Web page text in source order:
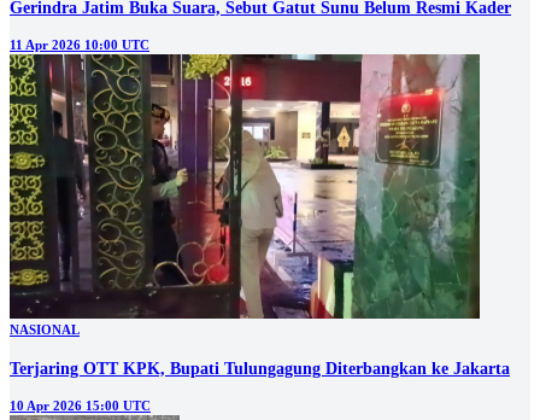
Gerindra Jatim Buka Suara, Sebut Gatut Sunu Belum Resmi Kader
11 Apr 2026 10:00 UTC
NASIONAL
Terjaring OTT KPK, Bupati Tulungagung Diterbangkan ke Jakarta
10 Apr 2026 15:00 UTC